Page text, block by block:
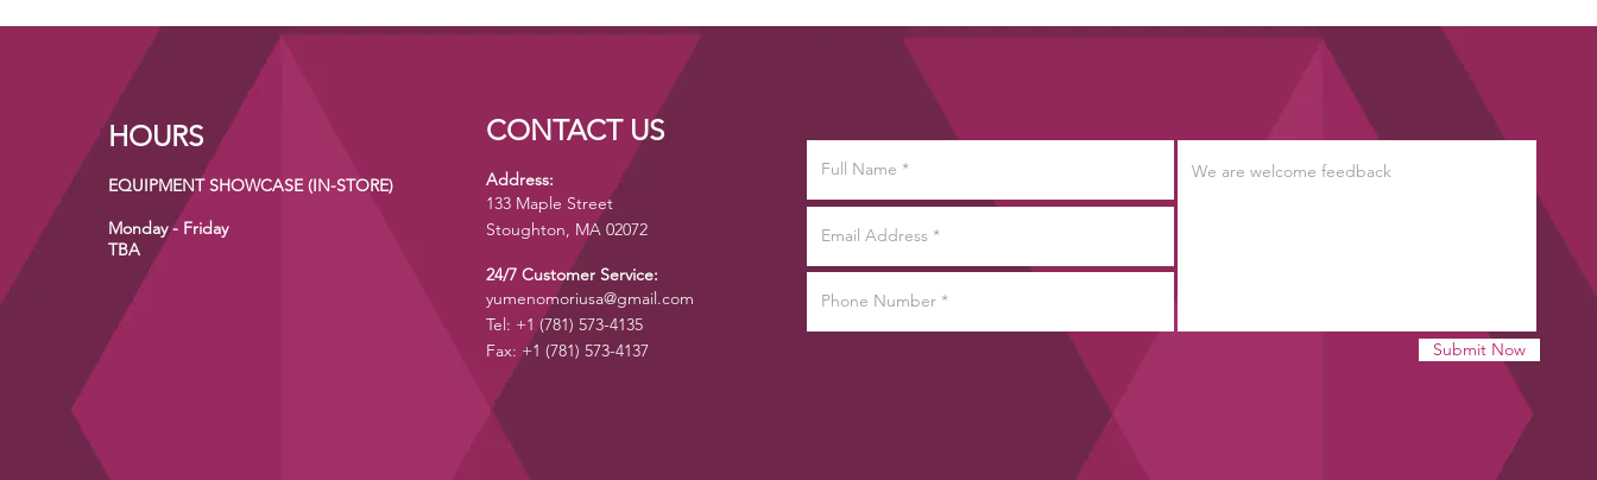
HOURS
EQUIPMENT SHOWCASE (IN-STORE)
Monday - Friday
TBA
CONTACT US
Address:
133 Maple Street
Stoughton, MA 02072
24/7 Customer Service:
yumenomoriusa@gmail.com
Tel: +1 (781) 573-4135
Fax: +1 (781) 573-4137
Submit Now